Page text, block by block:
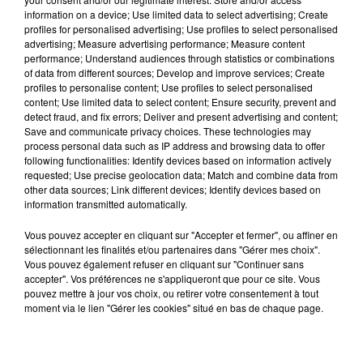
Ajouter à votre calendrier
Date
du9 avril 2022 à 20h00
au9 avril 2022 à 23h00
Tarif
Payant
5€-25€
information on a device; Use limited data to select advertising; Create
profiles for personalised advertising; Use profiles to select personalised
advertising; Measure advertising performance; Measure content
performance; Understand audiences through statistics or combinations
of data from different sources; Develop and improve services; Create
profiles to personalise content; Use profiles to select personalised
content; Use limited data to select content; Ensure security, prevent and
detect fraud, and fix errors; Deliver and present advertising and content;
Save and communicate privacy choices. These technologies may
process personal data such as IP address and browsing data to offer
following functionalities: Identify devices based on information actively
requested; Use precise geolocation data; Match and combine data from
other data sources; Link different devices; Identify devices based on
information transmitted automatically.
Vous pouvez accepter en cliquant sur "Accepter et fermer", ou affiner en
sélectionnant les finalités et/ou partenaires dans "Gérer mes choix".
Vous pouvez également refuser en cliquant sur "Continuer sans
accepter". Vos préférences ne s'appliqueront que pour ce site. Vous
pouvez mettre à jour vos choix, ou retirer votre consentement à tout
moment via le lien "Gérer les cookies" situé en bas de chaque page.